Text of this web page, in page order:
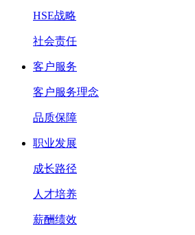
HSE战略
社会责任
客户服务
客户服务理念
品质保障
职业发展
成长路径
人才培养
薪酬绩效